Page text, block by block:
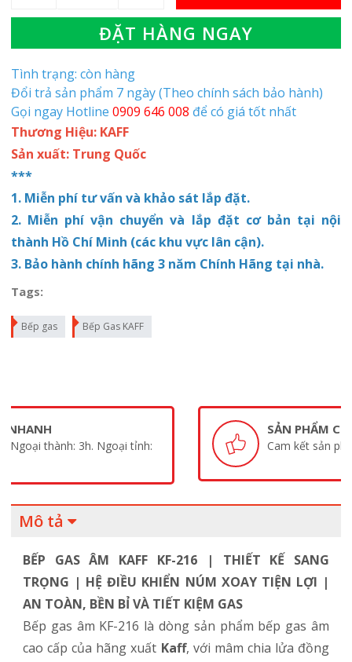
ĐẶT HÀNG NGAY
Tình trạng: còn hàng
Đổi trả sản phẩm 7 ngày (Theo chính sách bảo hành)
Gọi ngay Hotline 0909 646 008 để có giá tốt nhất
Thương Hiệu: KAFF
Sản xuất: Trung Quốc
***
1. Miễn phí tư vấn và khảo sát lắp đặt.
2. Miễn phí vận chuyển và lắp đặt cơ bản tại nội
thành Hồ Chí Minh (các khu vực lân cận).
3. Bảo hành chính hãng 3 năm Chính Hãng tại nhà.
Tags:
Bếp gas Bếp Gas KAFF
SẢN PHẨM CHÍNH HÃNG
Cam kết sản phẩm chính hãng 100%
Mô tả
BẾP GAS ÂM KAFF KF-216 | THIẾT KẾ SANG
TRỌNG | HỆ ĐIỀU KHIỂN NÚM XOAY TIỆN LỢI |
AN TOÀN, BỀN BỈ VÀ TIẾT KIỆM GAS
Bếp gas âm KF-216 là dòng sản phẩm bếp gas âm
cao cấp của hãng xuất Kaff, với mâm chia lửa đồng